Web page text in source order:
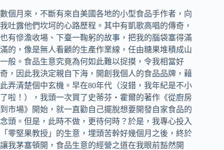
數個月來，不斷有來自美國各地的小型食品手作者，向
我吐露他們坎坷的心路歷程。其中有凱歌高唱的傳奇，
也有慘澹收場、下臺一鞠躬的故事，把我的腦袋塞得滿
滿的，像是無人看顧的生產作業線，任由糖果堆積成山
一般。食品生意究竟為何如此難以捉摸，令我相當好
奇，因此我決定親自下海，開創我個人的食品品牌，藉
此弄清楚個中玄機。早在80年代（沒錯，我年紀是不小
了啦！），我頭一次買了史蒂芬‧霍爾的著作《從廚房
到市場》開始，就一直勸自己擺脫想要開發自家食品的
念頭。但是，此時不做，更待何時？於是，我專心投入
「零堅果教授」的生意，埋頭苦幹好幾個月之後，終於
讓我茅塞頓開，食品生意的經營之道在我眼前豁然開